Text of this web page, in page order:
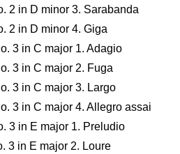
2 in D minor 3. Sarabanda
2 in D minor 4. Giga
3 in C major 1. Adagio
3 in C major 2. Fuga
3 in C major 3. Largo
3 in C major 4. Allegro assai
3 in E major 1. Preludio
3 in E major 2. Loure